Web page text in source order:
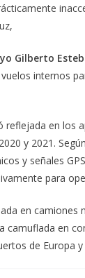
Gilberto
internos
reflejada en los
y 2021.
y señales
para
en
camuflada en
de Europa y